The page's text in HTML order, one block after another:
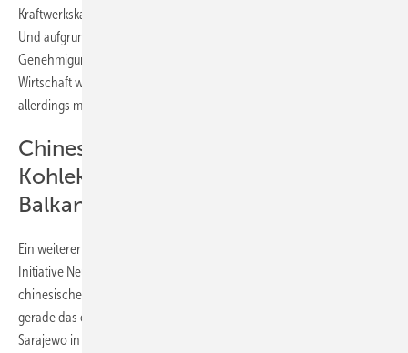
Kraftwerkskapazität (Januar 2020) entfallen 1.005 GW allein auf China.
Und aufgrund der Coronakrise hat China nun besonders viele
Genehmigungen für den Bau neuer Kraftwerke erteilt, um die
Wirtschaft wieder in Schwung zu bringen. Deren Auslastung ist
allerdings mittelfristig nicht zu erkennen.
Chinesische
Kohlekraftwerkskapazität für den
Balkan
Ein weiterer Aspekt kommt hinzu. China ist nicht erst im Zuge seiner
Initiative Neue Seidenstraße hochaktiv beim Werben für den Bau
chinesischer Kohlekraftwerkstechnologie rund um den Globus. So ist
gerade das erste chinesische Kohlekraftwerk in der nähe von
Sarajewo in Bosnien-Herzegowina entstanden. Derzeit errichtet